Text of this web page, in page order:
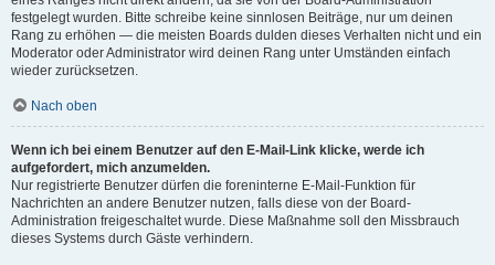
festgelegt wurden. Bitte schreibe keine sinnlosen Beiträge, nur um deinen
Rang zu erhöhen — die meisten Boards dulden dieses Verhalten nicht und ein
Moderator oder Administrator wird deinen Rang unter Umständen einfach
wieder zurücksetzen.
Nach oben
Wenn ich bei einem Benutzer auf den E-Mail-Link klicke, werde ich
aufgefordert, mich anzumelden.
Nur registrierte Benutzer dürfen die foreninterne E-Mail-Funktion für
Nachrichten an andere Benutzer nutzen, falls diese von der Board-
Administration freigeschaltet wurde. Diese Maßnahme soll den Missbrauch
dieses Systems durch Gäste verhindern.